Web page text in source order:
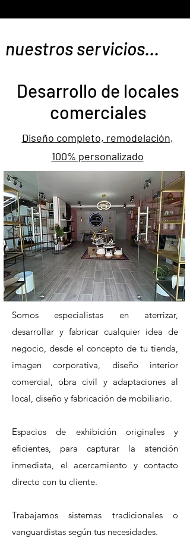
nuestros servicios...
Desarrollo de locales
comerciales
Diseño completo, remodelación,
100% personalizado
Somos especialistas en aterrizar,
desarrollar y fabricar cualquier idea de
negocio, desde el concepto de tu tienda,
imagen corporativa, diseño interior
comercial, obra civil y adaptaciones al
local, diseño y fabricación de mobiliario.
Espacios de exhibición originales y
eficientes, para capturar la atención
inmediata, el acercamiento y contacto
directo con tu cliente.
Trabajamos sistemas tradicionales o
vanguardistas según tus necesidades.